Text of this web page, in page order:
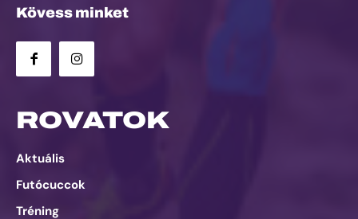
Kövess minket
ROVATOK
Aktuális
Futócuccok
Tréning